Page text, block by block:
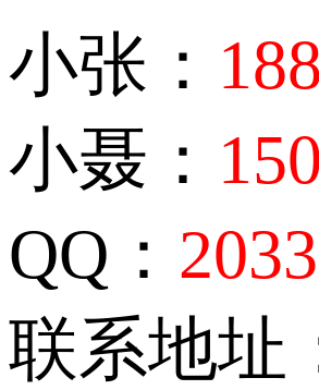
小张：
小聂：
QQ：
联系地址